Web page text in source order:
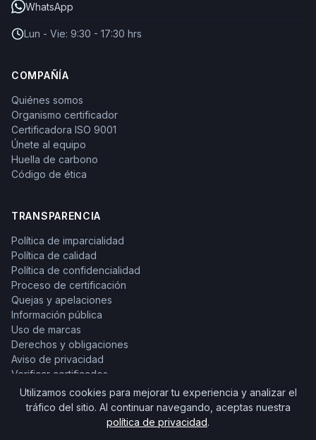
WhatsApp
Lun - Vie: 9:30 - 17:30 hrs
COMPAÑÍA
Quiénes somos
Organismo certificador
Certificadora ISO 9001
Únete al equipo
Huella de carbono
Código de ética
TRANSPARENCIA
Política de imparcialidad
Política de calidad
Política de confidencialidad
Proceso de certificación
Quejas y apelaciones
Información pública
Uso de marcas
Derechos y obligaciones
Aviso de privacidad
Verificar certificados
Utilizamos cookies para mejorar tu experiencia y analizar el
tráfico del sitio. Al continuar navegando, aceptas nuestra
política de privacidad.